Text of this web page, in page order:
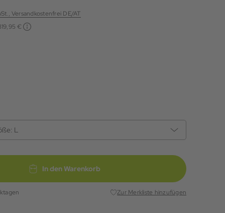
Versandkostenfrei DE/AT
€
L
In den Warenkorb
Zur Merkliste hinzufügen